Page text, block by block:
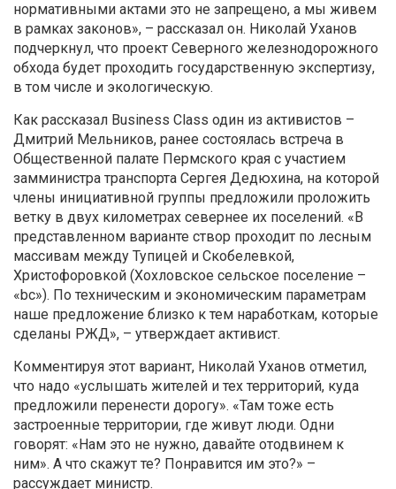
нормативными актами это не запрещено, а мы живем
в рамках законов», – рассказал он. Николай Уханов
подчеркнул, что проект Северного железнодорожного
обхода будет проходить государственную экспертизу,
в том числе и экологическую.
Как рассказал Business Class один из активистов –
Дмитрий Мельников, ранее состоялась встреча в
Общественной палате Пермского края с участием
замминистра транспорта Сергея Дедюхина, на которой
члены инициативной группы предложили проложить
ветку в двух километрах севернее их поселений. «В
представленном варианте створ проходит по лесным
массивам между Тупицей и Скобелевкой,
Христофоровкой (Хохловское сельское поселение –
«bc»). По техническим и экономическим параметрам
наше предложение близко к тем наработкам, которые
сделаны РЖД», – утверждает активист.
Комментируя этот вариант, Николай Уханов отметил,
что надо «услышать жителей и тех территорий, куда
предложили перенести дорогу». «Там тоже есть
застроенные территории, где живут люди. Одни
говорят: «Нам это не нужно, давайте отодвинем к
ним». А что скажут те? Понравится им это?» –
рассуждает министр.